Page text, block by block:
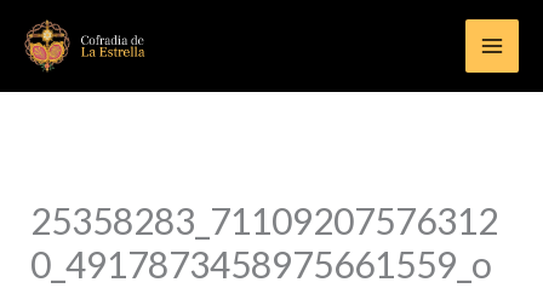
contenido
25358283_71109207576312
0_4917873458975661559_o